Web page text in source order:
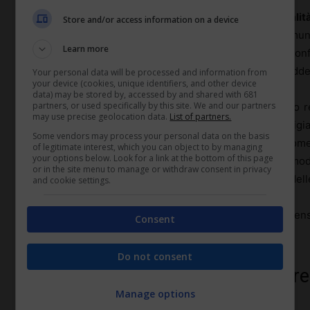
Questo modello aumenta però il rischio di
co-
operano sugli stessi macchinari, con procedure
piano organizzativo funziona, sul piano giuridico
comanda davvero? Chi valuta? Chi può spostare un
Quando i responsabili del committente intervengono
lavoratori in appalto, si crea una sorta di “zona
rapporto di lavoro in capo al committente, o
Non basta una clausola nel contratto per blindare il
con il disegno formale, altrimenti la frammentazione
Il tema esplode soprattutto nei contesti labour
ristorazione collettiva.
Obblighi di coordinamento,
contesti appaltati
Store and/or access information on a device
Learn more
Your personal data will be processed and information from
your device (cookies, unique identifiers, and other device
data) may be stored by, accessed by and shared with 681
partners, or used specifically by this site. We and our partners
may use precise geolocation data. List of partners.
Some vendors may process your personal data on the basis
of legitimate interest, which you can object to by managing
your options below. Look for a link at the bottom of this page
or in the site menu to manage or withdraw consent in privacy
and cookie settings.
Consent
Do not consent
Manage options